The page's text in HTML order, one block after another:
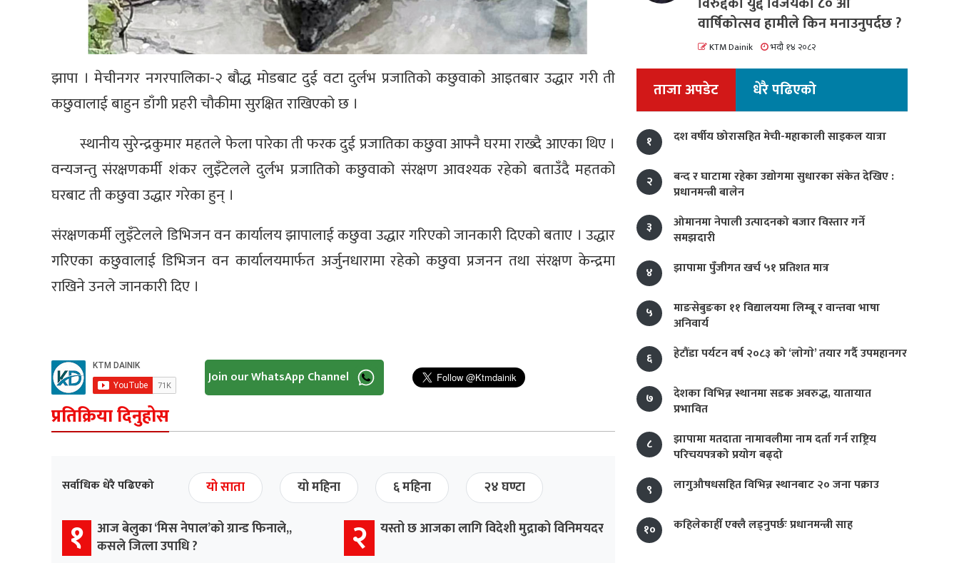
झापा । मेचीनगर नगरपालिका-२ बौद्ध मोडबाट दुई वटा दुर्लभ प्रजातिको कछुवाको आइतबार उद्धार गरी ती
कछुवालाई बाहुन डाँगी प्रहरी चौकीमा सुरक्षित राखिएको छ ।
स्थानीय सुरेन्द्रकुमार महतले फेला पारेका ती फरक दुई प्रजातिका कछुवा आफ्नै घरमा राख्दै आएका थिए ।
वन्यजन्तु संरक्षणकर्मी शंकर लुइँटेलले दुर्लभ प्रजातिको कछुवाको संरक्षण आवश्यक रहेको बताउँदै महतको
घरबाट ती कछुवा उद्धार गरेका हुन् ।
संरक्षणकर्मी लुइँटेलले डिभिजन वन कार्यालय झापालाई कछुवा उद्धार गरिएको जानकारी दिएको बताए । उद्धार
गरिएका कछुवालाई डिभिजन वन कार्यालयमार्फत अर्जुनधारामा रहेको कछुवा प्रजनन तथा संरक्षण केन्द्रमा
राखिने उनले जानकारी दिए ।
Join our WhatsApp Channel
प्रतिक्रिया दिनुहोस
सर्वाधिक धेरै पढिएको यो साता यो महिना ६ महिना २४ घण्टा
१ आज बेलुका ‘मिस नेपाल’को ग्रान्ड फिनाले,,
कसले जित्ला उपाधि ?
२ यस्तो छ आजका लागि विदेशी मुद्राको विनिमयदर
वार्षिकोत्सव हामीले किन मनाउनुपर्दछ ?
KTM Dainik भदौ १४ २०८२
ताजा अपडेट धेरै पढिएको
१ दश वर्षीय छोरासहित मेची-महाकाली साइकल यात्रा
२
बन्द र घाटामा रहेका उद्योगमा सुधारका संकेत देखिए :
प्रधानमन्त्री बालेन
३
ओमानमा नेपाली उत्पादनको बजार विस्तार गर्ने
समझदारी
४
झापामा पुँजीगत खर्च ५१ प्रतिशत मात्र
५
माङसेबुङका ११ विद्यालयमा लिम्बू र वान्तवा भाषा
अनिवार्य
६
हेटौंडा पर्यटन वर्ष २०८३ को ‘लाेगाे’ तयार गर्दै उपमहानगर
७
देशका विभिन्न स्थानमा सडक अवरुद्ध, यातायात
प्रभावित
८
झापामा मतदाता नामावलीमा नाम दर्ता गर्न राष्ट्रिय
परिचयपत्रको प्रयोग बढ्दो
९
लागुऔषधसहित विभिन्न स्थानबाट २० जना पक्राउ
१० कहिलेकाहीँ एक्लै लड्नुपर्छः प्रधानमन्त्री साह